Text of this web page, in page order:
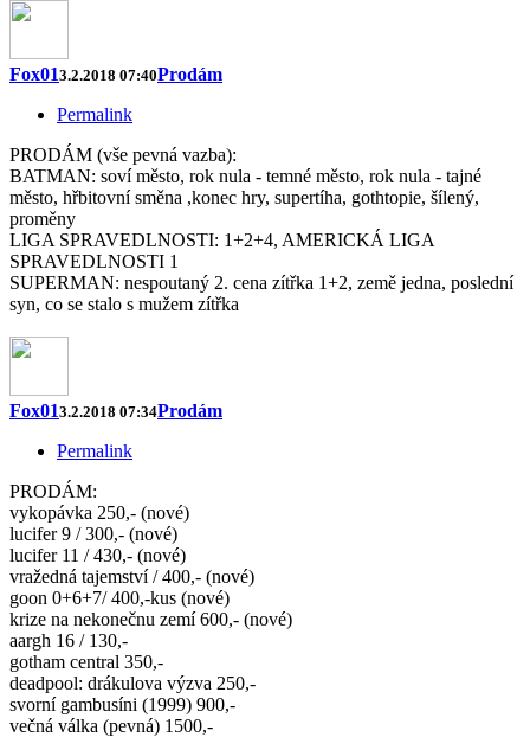
Fox013.2.2018 07:40Prodám
Permalink
PRODÁM (vše pevná vazba):
BATMAN: soví město, rok nula - temné město, rok nula - tajné
město, hřbitovní směna ,konec hry, supertíha, gothtopie, šílený,
proměny
LIGA SPRAVEDLNOSTI: 1+2+4, AMERICKÁ LIGA
SPRAVEDLNOSTI 1
SUPERMAN: nespoutaný 2. cena zítřka 1+2, země jedna, poslední
syn, co se stalo s mužem zítřka
Fox013.2.2018 07:34Prodám
Permalink
PRODÁM:
vykopávka 250,- (nové)
lucifer 9 / 300,- (nové)
lucifer 11 / 430,- (nové)
vražedná tajemství / 400,- (nové)
goon 0+6+7/ 400,-kus (nové)
krize na nekonečnu zemí 600,- (nové)
aargh 16 / 130,-
gotham central 350,-
deadpool: drákulova výzva 250,-
svorní gambusíni (1999) 900,-
večná válka (pevná) 1500,-